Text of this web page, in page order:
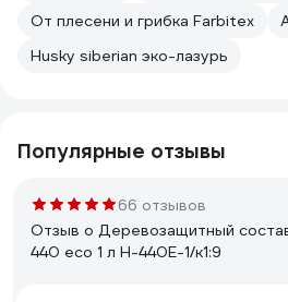
От плесени и грибка Farbitex
Husky siberian эко-лазурь
Популярные отзывы
66 отзывов
Отзыв о Деревозащитный
440 eco 1 л Н-440E-1/к1:9